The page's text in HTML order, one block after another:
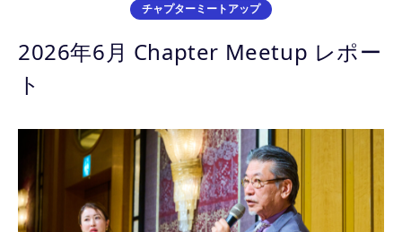
チャプターミートアップ
2026年6月 Chapter Meetup レポー
ト